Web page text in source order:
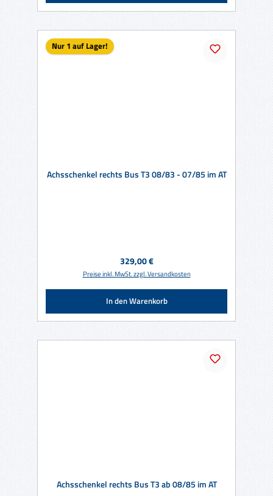
Nur 1 auf Lager!
Achsschenkel rechts Bus T3 08/83 - 07/85 im AT
Regulärer Preis:
329,00 €
Preise inkl. MwSt. zzgl. Versandkosten
In den Warenkorb
Achsschenkel rechts Bus T3 ab 08/85 im AT